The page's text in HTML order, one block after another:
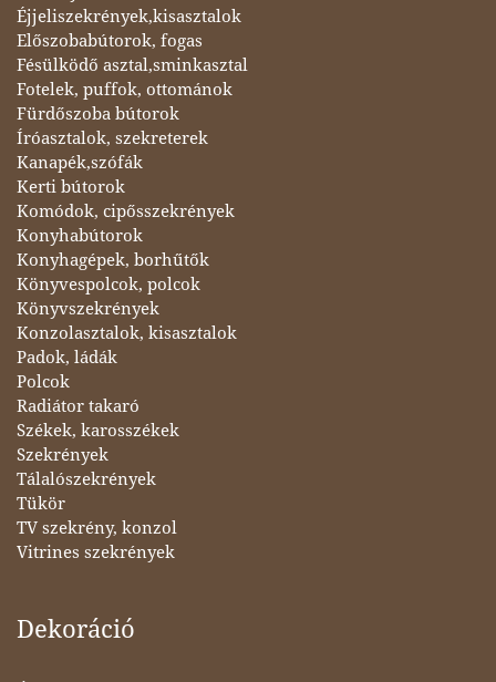
Éjjeliszekrények,kisasztalok
Előszobabútorok, fogas
Fésülködő asztal,sminkasztal
Fotelek, puffok, ottománok
Fürdőszoba bútorok
Íróasztalok, szekreterek
Kanapék,szófák
Kerti bútorok
Komódok, cipősszekrények
Konyhabútorok
Konyhagépek, borhűtők
Könyvespolcok, polcok
Könyvszekrények
Konzolasztalok, kisasztalok
Padok, ládák
Polcok
Radiátor takaró
Székek, karosszékek
Szekrények
Tálalószekrények
Tükör
TV szekrény, konzol
Vitrines szekrények
Dekoráció